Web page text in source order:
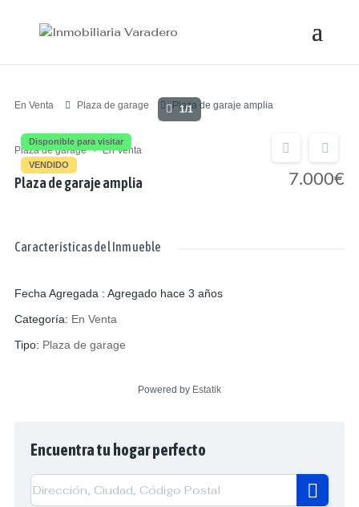
En Venta Plaza de garage Plaza de garaje amplia
Disponible para visitar
VENDIDO
1/1
Plaza de garage En Venta
Plaza de garaje amplia 7.000€
Características del Inmueble
Fecha Agregada : Agregado hace 3 años
Categoría: En Venta
Tipo: Plaza de garage
Powered by Estatik
Encuentra tu hogar perfecto